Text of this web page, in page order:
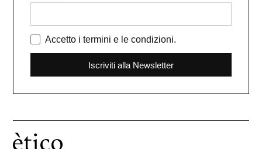
Accetto i termini e le condizioni.
Iscriviti alla Newsletter